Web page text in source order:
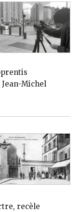
Michel
recèle